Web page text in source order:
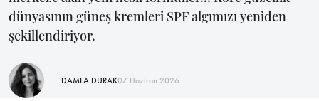
dünyasının güneş kremleri SPF algımızı yeniden
şekillendiriyor.
DAMLA DURAK07 Haziran 2026